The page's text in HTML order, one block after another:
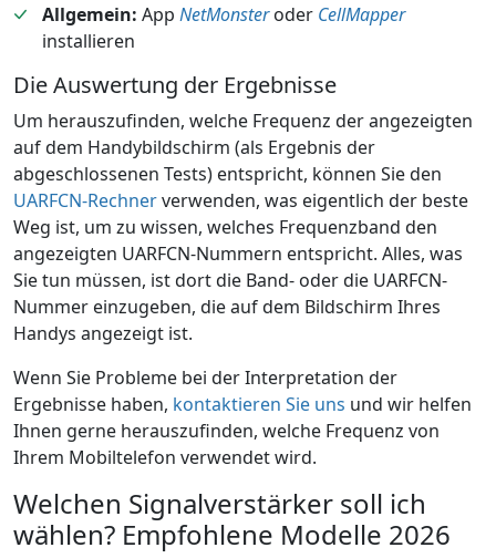
Allgemein: App NetMonsteroder CellMapper
installieren
Die Auswertung der Ergebnisse
Um herauszufinden, welche Frequenz der angezeigten
auf dem Handybildschirm (als Ergebnis der
abgeschlossenen Tests) entspricht, können Sie den
UARFCN-Rechnerverwenden, was eigentlich der beste
Weg ist, um zu wissen, welches Frequenzband den
angezeigten UARFCN-Nummern entspricht. Alles, was
Sie tun müssen, ist dort die Band- oder die UARFCN-
Nummer einzugeben, die auf dem Bildschirm Ihres
Handys angezeigt ist.
Wenn Sie Probleme bei der Interpretation der
Ergebnisse haben, kontaktieren Sie uns und wir helfen
Ihnen gerne herauszufinden, welche Frequenz von
Ihrem Mobiltelefon verwendet wird.
Welchen Signalverstärker soll ich
wählen? Empfohlene Modelle 2026